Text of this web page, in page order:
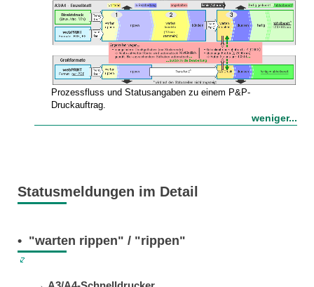
Prozessfluss und Status­angaben zu einem P&P-
Druckauftrag.
weniger...
Statusmeldungen im Detail
• "warten rippen" / "rippen"